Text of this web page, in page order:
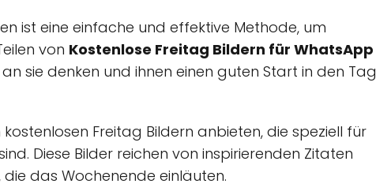
ist eine einfache und effektive Methode, um
von Kostenlose Freitag Bildern für WhatsApp
an sie denken und ihnen einen guten Start in den Tag
Freitag Bildern anbieten, die speziell für
Diese Bilder reichen von inspirierenden Zitaten
das Wochenende einläuten.